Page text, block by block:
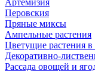
Артемизия
Перовския
Пряные миксы
Ампельные растения
Цветущие растения
Декоративно-
Рассада овощей и